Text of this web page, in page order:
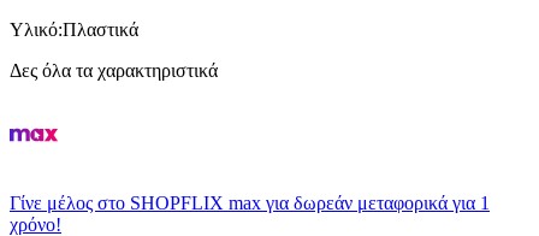
Υλικό:Πλαστικά
Δες όλα τα χαρακτηριστικά
Γίνε μέλος στο SHOPFLIX max για δωρεάν μεταφορικά για 1
χρόνο!